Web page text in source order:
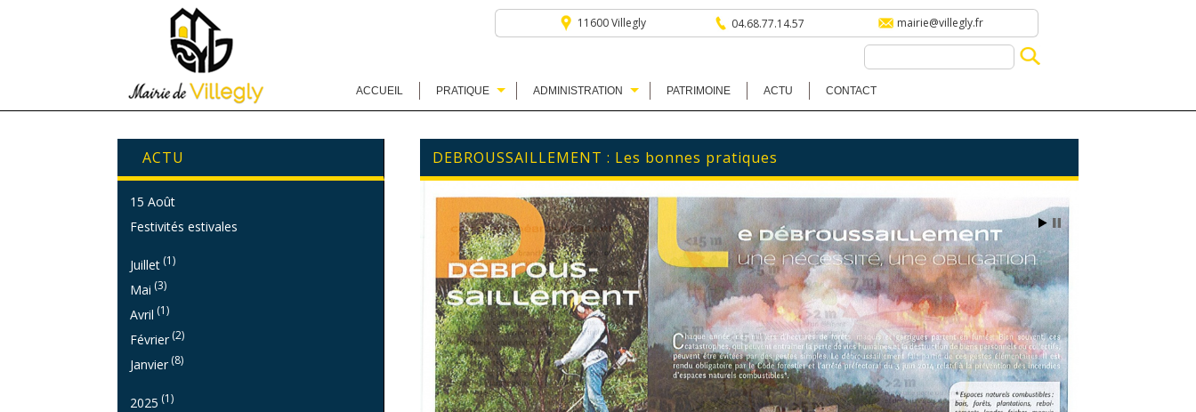
11600 Villegly 04.68.77.14.57 mairie@villegly.fr
ACCUEIL PRATIQUE ADMINISTRATION PATRIMOINE ACTU CONTACT
ACTU
15 Août
Festivités estivales
Juillet (1)
Mai (3)
Avril (1)
Février (2)
Janvier (8)
2025 (1)
DEBROUSSAILLEMENT : Les bonnes pratiques